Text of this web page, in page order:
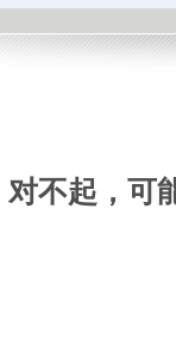
对不起，可